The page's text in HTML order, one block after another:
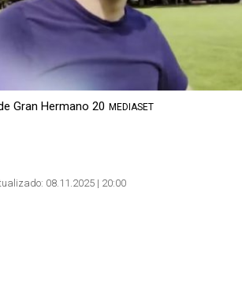
Gran Hermano 20 MEDIASET
08.11.2025 | 20:00